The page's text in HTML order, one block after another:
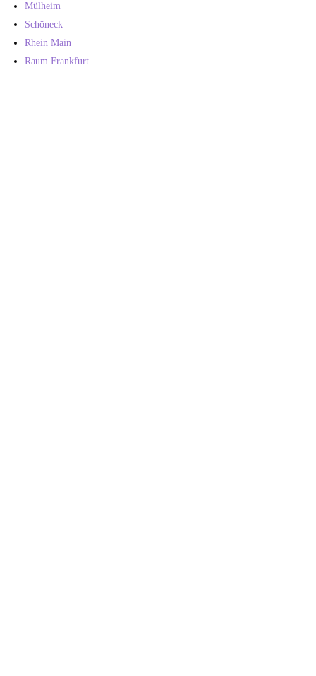
Mülheim
Schöneck
Rhein Main
Raum Frankfurt